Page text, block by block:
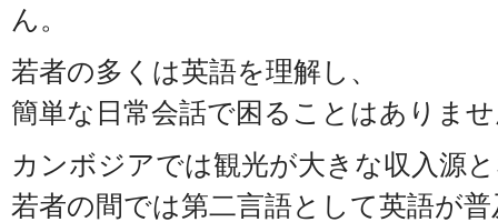
ん。
若者の多くは英語を理解し、
簡単な日常会話で困ることはありま
カンボジアでは観光が大きな収入源
若者の間では第二言語として英語が